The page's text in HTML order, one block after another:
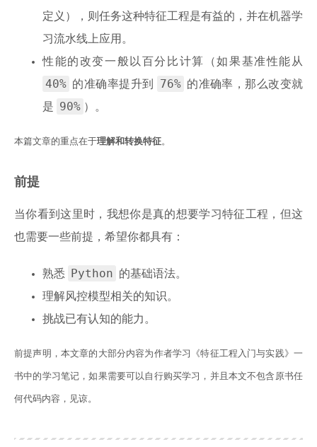
定义），则任务这种特征工程是有益的，并在机器学
习流水线上应用。
性能的改变一般以百分比计算（如果基准性能从
40% 的准确率提升到 76% 的准确率，那么改变就
是
90% ）。
本篇文章的重点在于理解和转换特征。
前提
当你看到这里时，我想你是真的想要学习特征工程，但这
也需要一些前提，希望你都具有：
熟悉 Python
的基础语法。
理解风控模型相关的知识。
挑战已有认知的能力。
前提声明，本文章的大部分内容为作者学习《特征工程入门与实践》一
书中的学习笔记，如果需要可以自行购买学习，并且本文不包含原书任
何代码内容，见谅。